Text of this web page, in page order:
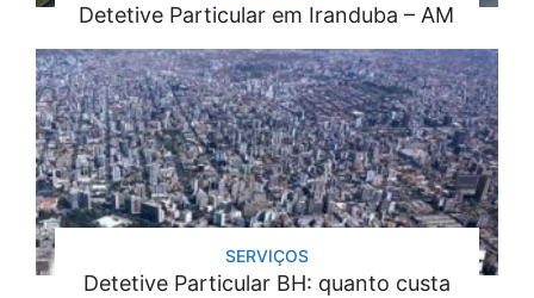
Detetive Particular em Iranduba – AM
SERVIÇOS
Detetive Particular BH: quanto custa